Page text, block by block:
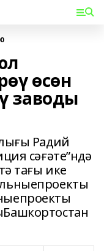
өсөн
заводы
Радий
сәғәте”ндә
тағы ике